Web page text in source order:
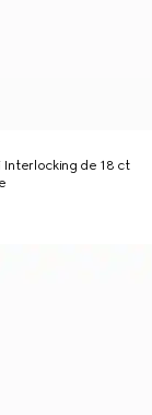
Interlocking de 18 ct